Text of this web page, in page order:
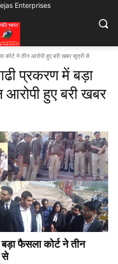
Enterprises
ने तीन आरोपी हुए बरी खबर सूत्रों से
प्रकरण में बड़ा
हुए बरी खबर
फैसला कोर्ट ने तीन
से